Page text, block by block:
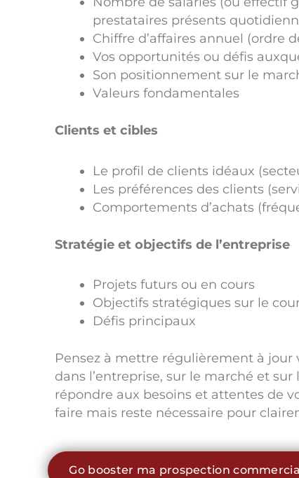
prestataires présents
Chiffre d’affaires annuel (ordre
Vos opportunités ou défis
Son positionnement sur le
Valeurs fondamentales
Clients et cibles
Le profil de clients idéaux
Les préférences des clients
Comportements d’achats
Stratégie et objectifs de l’entreprise
Projets futurs ou en cours
Objectifs stratégiques sur le
Défis principaux
Pensez à mettre régulièrement à
dans l’entreprise, sur le marché et
répondre aux besoins et attentes de
faire mais reste nécessaire pour
Go booster ma prospection